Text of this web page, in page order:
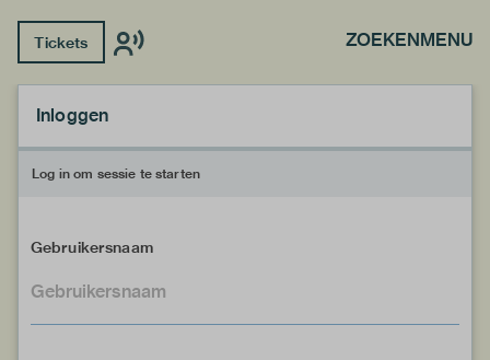
Tickets ZOEKENMENU
Inloggen
Log in om sessie te starten
Gebruikersnaam